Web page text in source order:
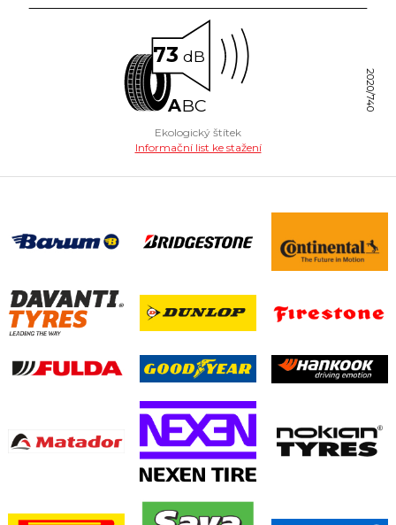
73 dB
ABC 2020/740
Ekologický štítek
Informační list ke stažení